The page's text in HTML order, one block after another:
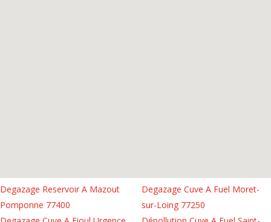
Degazage Reservoir A Mazout
Pomponne 77400
Degazage Cuve A Fuel Moret-
sur-Loing 77250